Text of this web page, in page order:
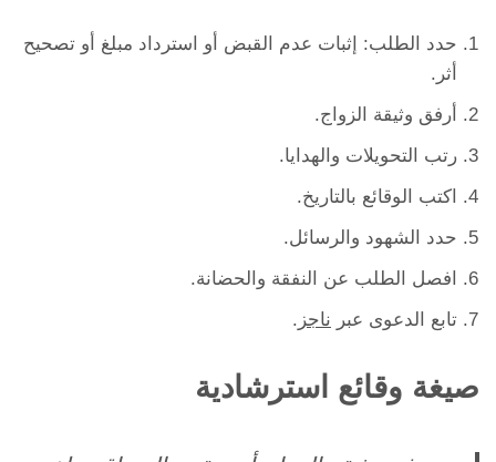
حدد الطلب: إثبات عدم القبض أو استرداد مبلغ أو تصحيح
أثر.
أرفق وثيقة الزواج.
رتب التحويلات والهدايا.
اكتب الوقائع بالتاريخ.
حدد الشهود والرسائل.
افصل الطلب عن النفقة والحضانة.
تابع الدعوى عبر ناجز .
صيغة وقائع استرشادية